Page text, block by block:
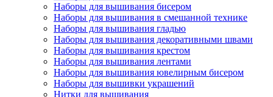
Наборы для вышивания бисером
Наборы для вышивания в смешанной технике
Наборы для вышивания гладью
Наборы для вышивания декоративными швами
Наборы для вышивания крестом
Наборы для вышивания лентами
Наборы для вышивания ювелирным бисером
Наборы для вышивки украшений
Нитки для вышивания